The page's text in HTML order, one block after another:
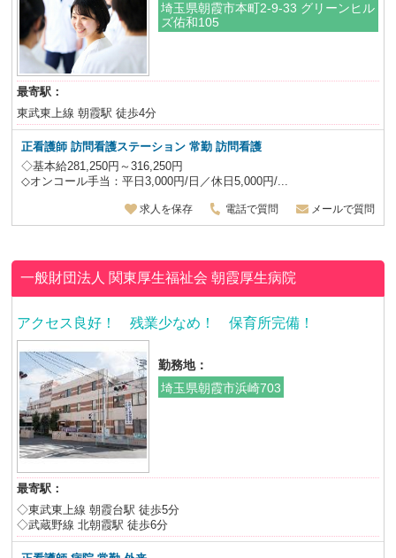
埼玉県朝霞市本町2-9-33 グリーンヒル
ズ佑和105
最寄駅：
東武東上線 朝霞駅 徒歩4分
正看護師 訪問看護ステーション 常勤 訪問看護
◇基本給281,250円～316,250円
◇オンコール手当：平日3,000円/日／休日5,000円/...
求人を保存 電話で質問 メールで質問
一般財団法人 関東厚生福祉会朝霞厚生病院
アクセス良好！ 残業少なめ！ 保育所完備！
勤務地：
埼玉県朝霞市浜崎703
最寄駅：
◇東武東上線 朝霞台駅 徒歩5分
◇武蔵野線 北朝霞駅 徒歩6分